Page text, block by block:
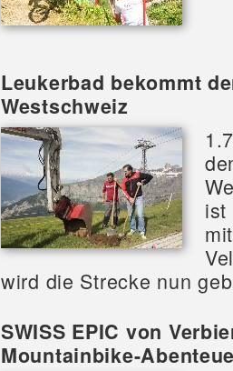
Leukerbad bekommt
Westschweiz
ist
wird die Strecke nun
SWISS EPIC von
Mountainbike-